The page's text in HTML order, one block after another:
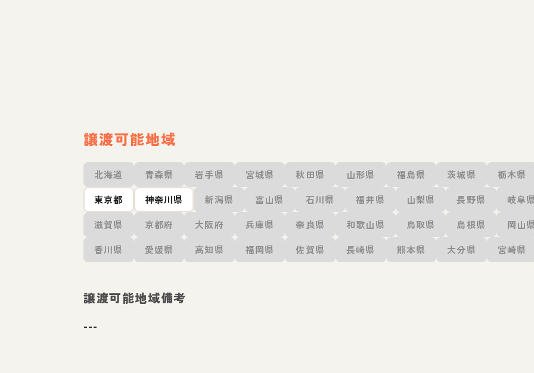
譲渡可能地域
北海道 青森県 岩手県 宮城県 秋田県 山形県 福島県 茨城県
栃木県
東京都
神奈川県 新潟県 富山県 石川県 福井県 山梨県 長野県
岐阜
滋賀県
京都府 大阪府 兵庫県 奈良県 和歌山県 鳥取県 島根県
岡山
香川県
愛媛県 高知県 福岡県 佐賀県 長崎県 熊本県 大分県 宮崎県
譲渡可能地域備考
---